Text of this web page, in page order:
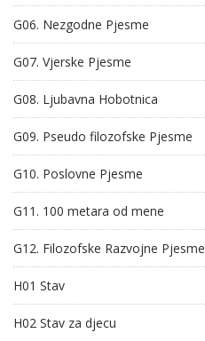
G06. Nezgodne Pjesme
G07. Vjerske Pjesme
G08. Ljubavna Hobotnica
G09. Pseudo filozofske Pjesme
G10. Poslovne Pjesme
G11. 100 metara od mene
G12. Filozofske Razvojne Pjesme
H01 Stav
H02 Stav za djecu